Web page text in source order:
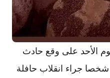
الأحد على وقع حادث
سير مأساوي راح ضحيته 24 شخصا جراء انقلاب حافلة